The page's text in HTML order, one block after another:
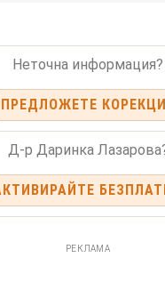
Неточна информация?
ПРЕДЛОЖЕТЕ
Д-р Даринка
РЕКЛАМА